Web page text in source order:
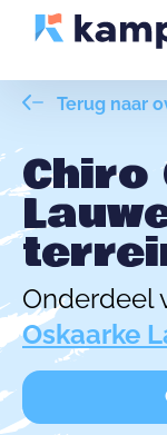
Terug naar
Onderdeel
Oskaarke